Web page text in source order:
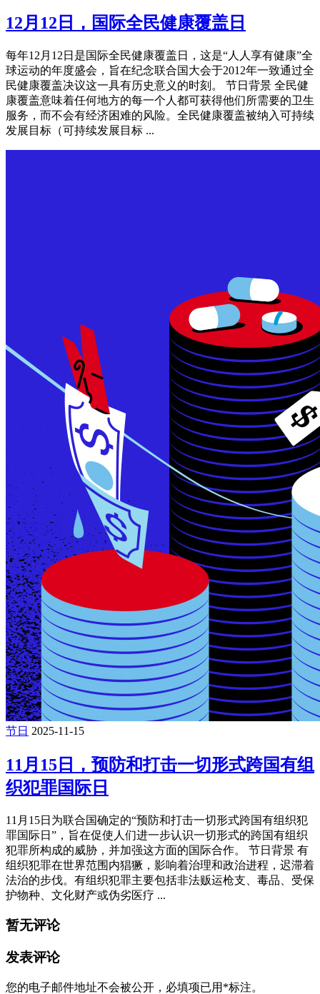
12月12日，国际全民健康覆盖日
每年12月12日是国际全民健康覆盖日，这是“人人享有健康”全
球运动的年度盛会，旨在纪念联合国大会于2012年一致通过全
民健康覆盖决议这一具有历史意义的时刻。 节日背景 全民健
康覆盖意味着任何地方的每一个人都可获得他们所需要的卫生
服务，而不会有经济困难的风险。全民健康覆盖被纳入可持续
发展目标（可持续发展目标 ...
节日 2025-11-15
11月15日，预防和打击一切形式跨国有组
织犯罪国际日
11月15日为联合国确定的“预防和打击一切形式跨国有组织犯
罪国际日”，旨在促使人们进一步认识一切形式的跨国有组织
犯罪所构成的威胁，并加强这方面的国际合作。 节日背景 有
组织犯罪在世界范围内猖獗，影响着治理和政治进程，迟滞着
法治的步伐。有组织犯罪主要包括非法贩运枪支、毒品、受保
护物种、文化财产或伪劣医疗 ...
暂无评论
发表评论
您的电子邮件地址不会被公开， 必填项已用 *标注。